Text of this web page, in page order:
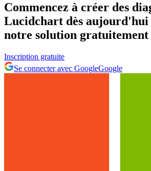
Commencez à créer des
Lucidchart dès aujourd'hui
notre solution gratuitement
Inscription gratuite
Se connecter avec GoogleGoogle